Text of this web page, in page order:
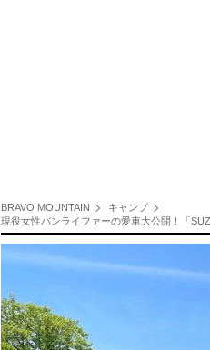
BRAVO MOUNTAIN
キャンプ
現役女性バンライファーの愛車大公開！「